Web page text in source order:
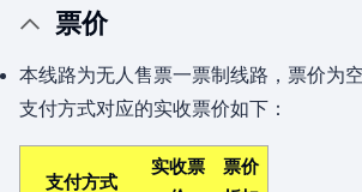
票价
本线路为无人售票一票制线路，票价为
支付方式对应的实收票价如下：
支付方式
实收票
票价